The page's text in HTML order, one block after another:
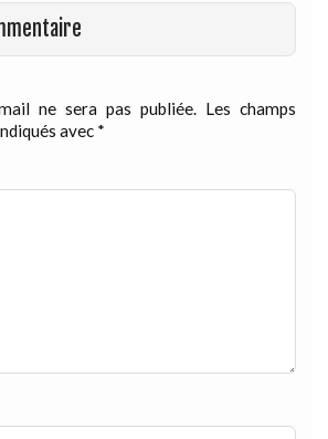
ne sera pas publiée. Les champs
avec *